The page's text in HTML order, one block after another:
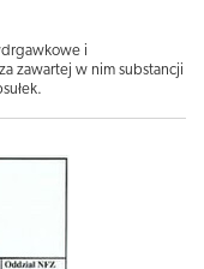
i
zawartej w nim substancji